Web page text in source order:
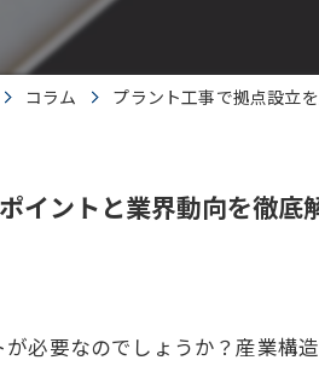
コラム プラント工事で拠点設立
イントと業界動向を徹底
必要なのでしょうか？産業構